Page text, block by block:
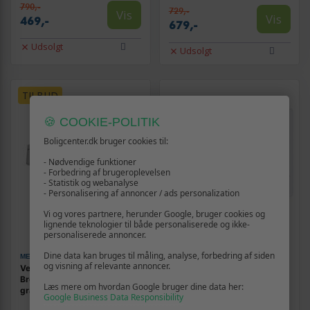
790,-
469,- Vis
Udsolgt
729,-
679,- Vis
Udsolgt
TILBUD
MEADE INSTRUMENTS
Vejrstation med sensor
Bresser 5-i-1 Comfort -
grå/sort
GREENBLUE
GreenBlue GB162 trådløs
temperatur, ur, °C/°F,
rækkevidde op til 60 m
🍪 COOKIE-POLITIK
Boligcenter.dk bruger cookies til:
- Nødvendige funktioner
- Forbedring af brugeroplevelsen
- Statistik og webanalyse
- Personalisering af annoncer / ads personalization
Vi og vores partnere, herunder Google, bruger cookies og
lignende teknologier til både personaliserede og ikke-
personaliserede annoncer.
Dine data kan bruges til måling, analyse, forbedring af siden
og visning af relevante annoncer.
Læs mere om hvordan Google bruger dine data her:
Google Business Data Responsibility